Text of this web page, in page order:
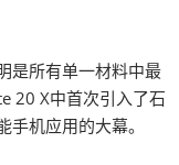
所有单一材料中最
20 X中首次引入了石
机应用的大幕。